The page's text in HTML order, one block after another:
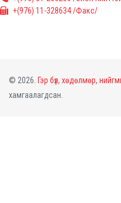
+(976) 11-328634 /Факс/
© 2026. Гэр бүл, хөдөлмөр,
хамгаалагдсан.